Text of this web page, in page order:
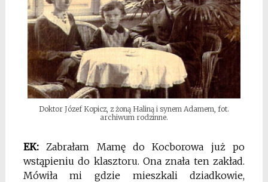
Doktor Józef Kopicz, z żoną Haliną i synem Adamem, fot.
archiwum rodzinne.
EK:Zabrałam Mamę do Kocborowa już po
wstąpieniu do klasztoru. Ona znała ten zakład.
Mówiła mi gdzie mieszkali dziadkowie,